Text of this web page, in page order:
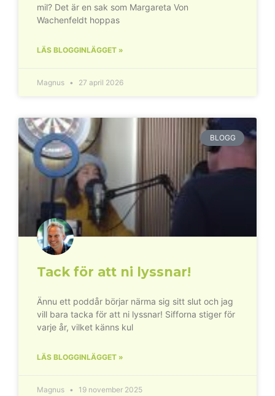
mil? Det är en sak som Margareta Von
Wachenfeldt hoppas
LÄS BLOGGINLÄGGET »
Magnus 27 april 2026
BLOGG
Tack för att ni lyssnar!
Ännu ett poddår börjar närma sig sitt slut och jag
vill bara tacka för att ni lyssnar! Sifforna stiger för
varje år, vilket känns kul
LÄS BLOGGINLÄGGET »
Magnus 19 november 2025